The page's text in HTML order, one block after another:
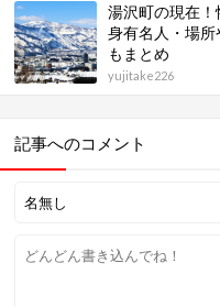
湯沢町の現在
身有名人・場
もまとめ
yujitake226
記事へのコメント